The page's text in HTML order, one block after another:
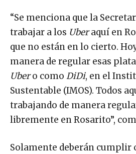
“Se menciona que la
trabajar a los Uberaquí en
que no están en lo cierto.
manera de regular esas
Ubero como DiDi, en el
Sustentable (IMOS). Todos
trabajando de manera
libremente en Rosarito”,
Solamente deberán cumplir